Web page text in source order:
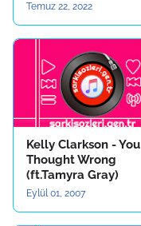
Temuz 22, 2022
Kelly Clarkson - You
Thought Wrong
(ft.Tamyra Gray)
Eylül 01, 2007